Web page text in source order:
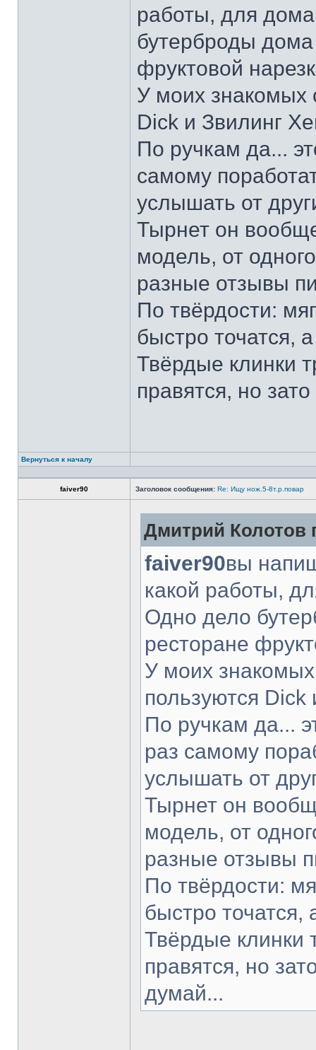
работы, для
бутерброды дома
фруктовой
У моих знакомых
Dick и Звилинг
По ручкам да...
самому
услышать от
Тырнет он
модель, от
разные отзывы
По твёрдости:
быстро точатся,
Твёрдые клинки
правятся, но
Вернуться к началу
faiver90 Заголовок сообщения: Re: Ищу нож.5-8т.р.повар
Дмитрий Колотов
faiver90вы
какой работы,
Одно дело
ресторане
У моих
пользуются Dick
По ручкам да...
раз самому
услышать от
Тырнет он
модель, от
разные отзывы
По твёрдости:
быстро точатся,
Твёрдые клинки
правятся, но
думай...